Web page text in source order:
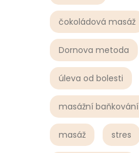
čokoládová masáž
Dornova metoda
úleva od bolesti
masážní baňkování
masáž stres